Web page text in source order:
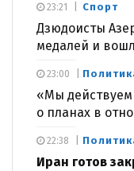
Спорт
Дзюдоисты
медалей и
23:21
«Мы действуем
о планах в
23:00
Иран готов
22:38